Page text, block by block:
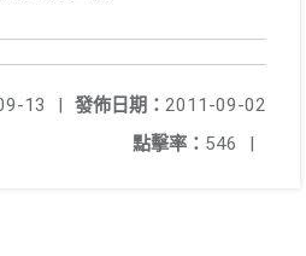
發佈日期： 2011-09-02
13
|
點擊率： 546 |